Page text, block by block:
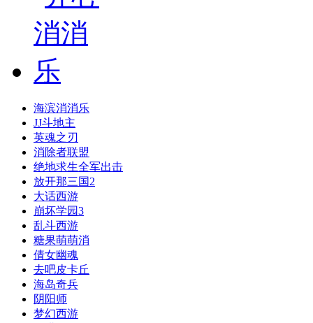
海滨消消乐
JJ斗地主
英魂之刃
消除者联盟
绝地求生全军出击
放开那三国2
大话西游
崩坏学园3
乱斗西游
糖果萌萌消
倩女幽魂
去吧皮卡丘
海岛奇兵
阴阳师
梦幻西游